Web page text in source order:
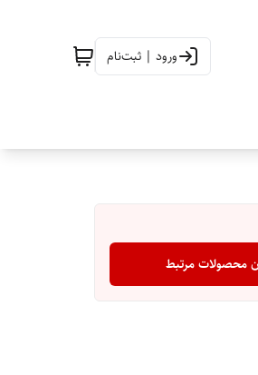
ورود | ثبت‌نام
محصولات مرتبط